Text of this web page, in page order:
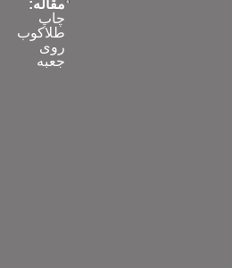
مقاله:
چاپ
طلاکوب
روی
جعبه